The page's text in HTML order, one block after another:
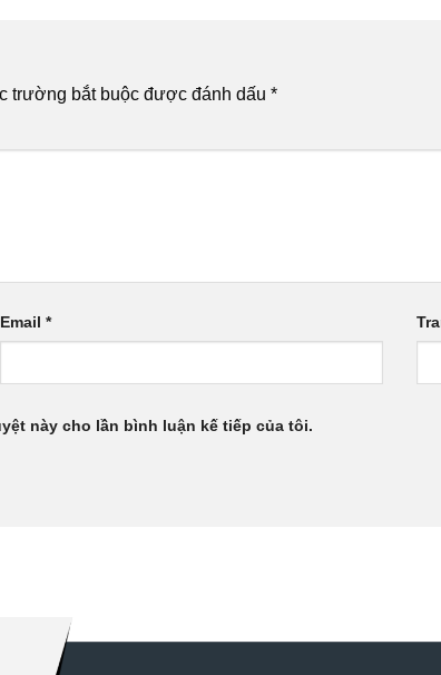
trường bắt buộc được đánh dấu *
Email*
này cho lần bình luận kế tiếp của tôi.